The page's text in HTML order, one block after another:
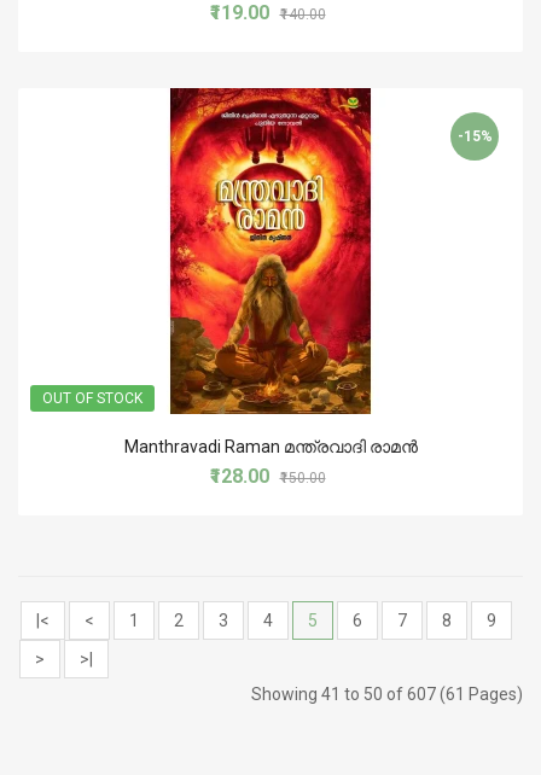
₹119.00 ₹140.00
OUT OF STOCK
-15%
Manthravadi Raman മന്ത്രവാദി രാമൻ
₹128.00 ₹150.00
|< < 1 2 3 4 5 6 7 8
9
>
>|
Showing 41 to 50 of 607 (61 Pages)